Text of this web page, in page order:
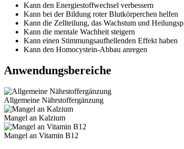
Kann den Energiestoffwechsel verbessern
Kann bei der Bildung roter Blutkörperchen helfen
Kann die Zellteilung, das Wachstum und
Kann die mentale Wachheit steigern
Kann einen Stimmungsaufhellenden Effekt haben
Kann den Homocystein-Abbau anregen
Anwendungsbereiche
Allgemeine Nährstoffergänzung
Mangel an Kalzium
Mangel an Vitamin B12